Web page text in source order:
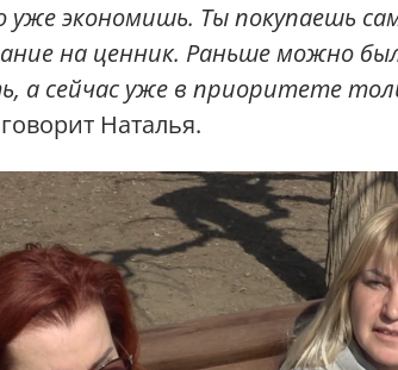
уже экономишь. Ты покупаешь
на ценник. Раньше можно
а сейчас уже в приоритете
Наталья.